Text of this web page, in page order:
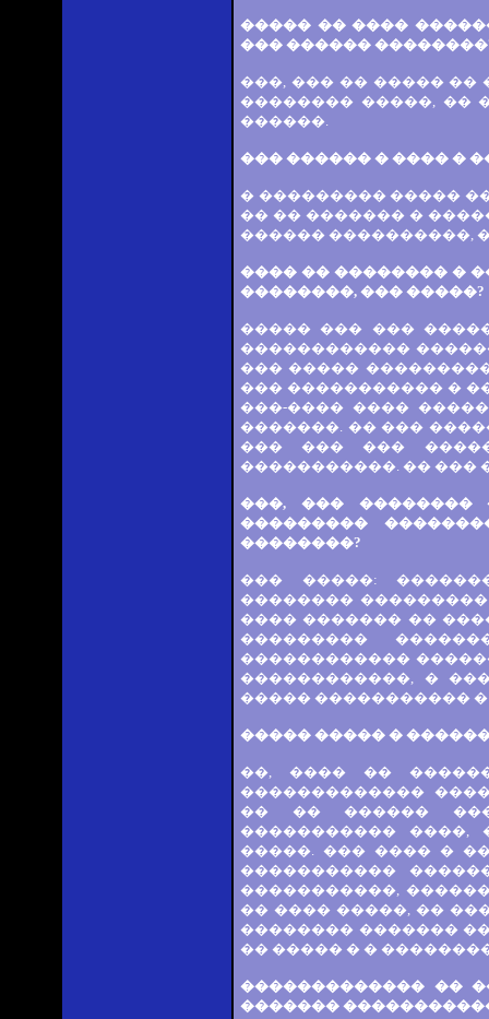
����� �� ����
��� ������
���, ��� �� ����� ��
�������� �����, ��
������.
��� ������ � ���� �
� ��������� �����
�� �� ������� �
������ ����������,
���� �� �������� �
��������, ��� �����?
����� ��� ���
������������
��� �����
��� ����������� �
���-���� ����
�������. �� ���
��� ��� ���
�����������. �� ���
���, ��� ��������
���������
��������?
��� �����:
��������
���� ������� ��
���������
������������
������������, �
����� �����������
����� ����� �
��, ���� ��
�������������
�� �� ������
����������� ����,
�����. ��� ���� �
�����������
�����������,
�� ���� �����, ��
�������� �������
�� ����� � �
������������� ��
�������